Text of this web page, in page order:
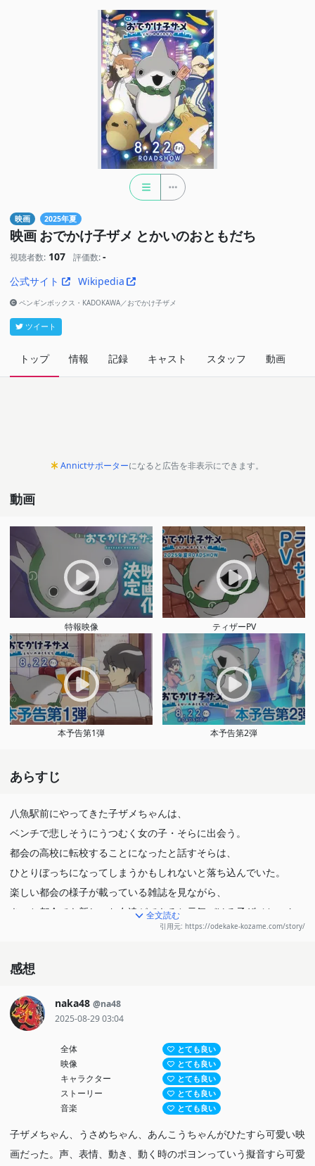
映画 2025年夏
映画 おでかけ子ザメ とかいのおともだち
視聴者数: 107 評価数: -
公式サイト
Wikipedia
ペンギンボックス・KADOKAWA／おでかけ子ザメ
ツイート
トップ 情報 記録 キャスト スタッフ 動画
Annictサポーターになると広告を非表示にできます。
動画
特報映像 ティザーPV
本予告第1弾 本予告第2弾
あらすじ
八魚駅前にやってきた子ザメちゃんは、
ベンチで悲しそうにうつむく女の子・そらに出会う。
都会の高校に転校することになったと話すそらは、
ひとりぼっちになってしまうかもしれないと落ち込んでいた。
楽しい都会の様子が載っている雑誌を見ながら、
きっと都会でも新しいお友達ができると元気づける子ザメちゃん。
そらと別れ、歩き出した子ザメちゃんの目に、
そのとき子ザメちゃんの上をサメの形をした雲が通り過ぎていく。
子ザメちゃんは都会へ向かう電車に乗り込むのだった。
輝くネオン、人々が行き交うスクランブル交差点、
たくさん人たちが揺られる満員電車。
“とかい“を舞台に子ザメちゃんの小さな大冒険が始まる！
全文読む
引用元: https://odekake-kozame.com/story/
感想
naka48 @na48
2025-08-29 03:04
全体 とても良い
映像 とても良い
キャラクター とても良い
ストーリー とても良い
音楽 とても良い
子ザメちゃん、うさめちゃん、あんこうちゃんがひたすら可愛い映
画だった。声、表情、動き、動く時のポヨンっていう擬音すら可愛